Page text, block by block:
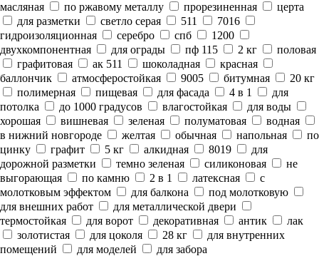
масляная
по ржавому металлу прорезиненная
церта
для разметки
светло серая 511
7016
гидроизоляционная
серебро спб
1200
двухкомпонентная
для ограды пф 115 2 кг
половая
графитовая
ак 511 шоколадная
красная
баллончик
атмосферостойкая 9005 битумная
20 кг
полимерная
пищевая для фасада 4 в 1
для
потолка
до 1000 градусов влагостойкая
для воды
хорошая
вишневая зеленая полуматовая
водная
в нижний новгороде
желтая обычная напольная
по
цинку
графит 5 кг алкидная 8019
для
дорожной разметки
темно зеленая силиконовая
не
выгорающая
по камню 2 в 1 латексная
с
молотковым эффектом
для балкона
под молотковую
для внешних работ
для металлической двери
термостойкая
для ворот декоративная антик
лак
золотистая
для цоколя 28 кг
для внутренних
помещений
для моделей
для забора